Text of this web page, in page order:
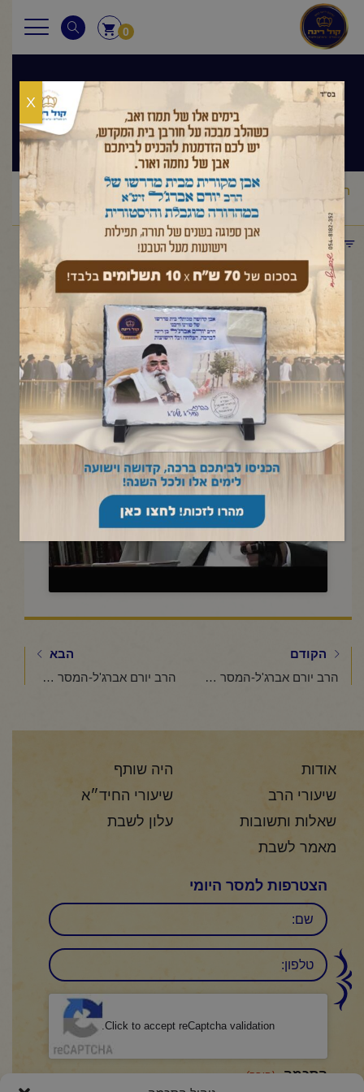
0
שיעורי הרב
ראשי שיעורי הרב /מסר יומי/הרב יורם אברג'ל – המסר היומי –
אין אבוד – י"ד אייר תשפ"ה
תפריט קטגוריות
הרב יורם אברג'ל – המסר היומי –
אין אבוד – י"ד אייר תשפ"ה
מאי 12, 2025
Click to accept marketing cookies and
enable this content
הקודם
הרב יורם אברג'ל-המסר היומי-למה אתה מחכה?-י אייר תשפ"ה
הבא
הרב יורם אברג'ל-המסר היומי-מה ששלי שלך-ט"ו אייר תשפ"ה
אודות
היה שותף
שיעורי הרב
שיעורי החיד״א
שאלות ותשובות
עלון לשבת
מאמר לשבת
הצטרפות למסר היומי
שם
טלפון:
Click to accept reCaptcha validation.
הסכמה (חובה)
X